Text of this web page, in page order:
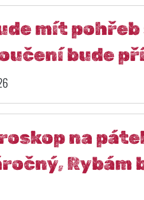
mít
bude
na
Rybám